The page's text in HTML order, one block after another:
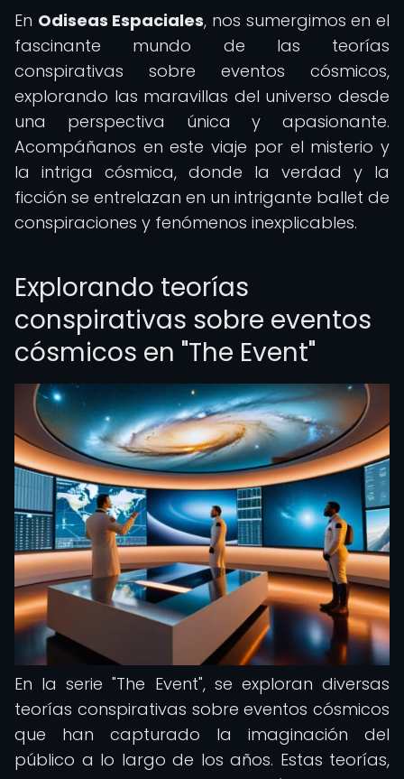
En Odiseas Espaciales, nos sumergimos en el
fascinante mundo de las teorías
conspirativas sobre eventos cósmicos,
explorando las maravillas del universo desde
una perspectiva única y apasionante.
Acompáñanos en este viaje por el misterio y
la intriga cósmica, donde la verdad y la
ficción se entrelazan en un intrigante ballet de
conspiraciones y fenómenos inexplicables.
Explorando teorías
conspirativas sobre eventos
cósmicos en "The Event"
En la serie "The Event", se exploran diversas
teorías conspirativas sobre eventos cósmicos
que han capturado la imaginación del
público a lo largo de los años. Estas teorías,